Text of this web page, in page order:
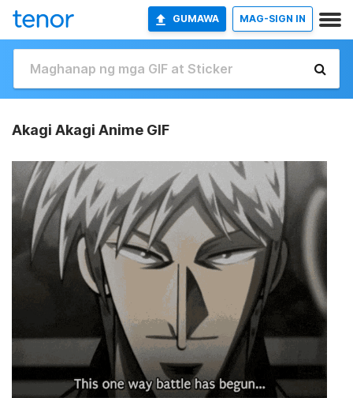
GUMAWA MAG-SIGN IN
Akagi Akagi Anime GIF